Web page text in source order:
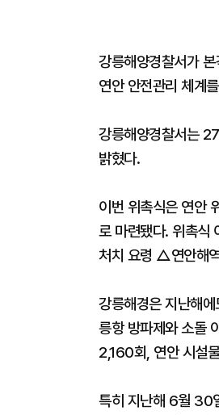
강릉해양경찰서가
연안 안전관리 체계
강릉해양경찰서는
밝혔다.
이번 위촉식은 연안
로 마련됐다. 위촉식
처치 요령 △연안해
강릉해경은 지난해
릉항 방파제와 소돌
2,160회, 연안 시설
특히 지난해 6월 30